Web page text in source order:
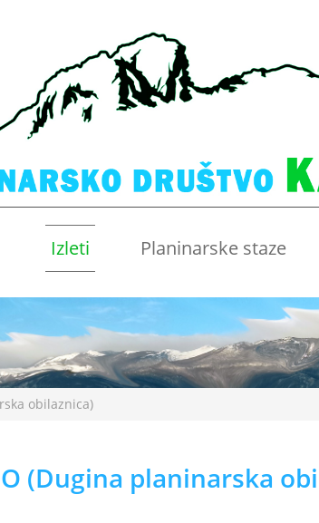
Izleti Planinarske staze
obilaznica)
(Dugina planinarska